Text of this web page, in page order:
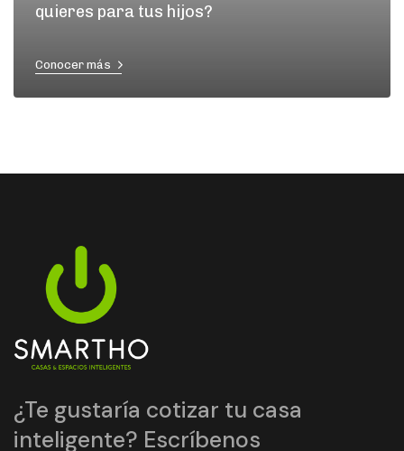
quieres para tus hijos?
Conocer más
¿Te gustaría cotizar tu casa
inteligente? Escríbenos